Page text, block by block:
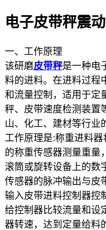
电子皮带秤震
一、工作原理
该研磨皮带秤是一种电
料的进料。在进料过程
和流量控制，适用于定
秤、皮带速度检测装置
山、化工、建材等行业
工作原理是:称重进料
的称重传感器测量重量
滚筒或旋转设备上的数
传感器的脉冲输出与皮
输入皮带进料控制器控
给控制器比较流量和设
器转速，达到定量给料